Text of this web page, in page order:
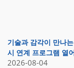
기술과 감각이 만나
시 연계 프로그램 열
2026-08-04